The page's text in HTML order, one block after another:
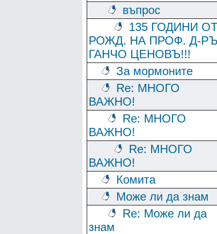
въпрос
135 ГОДИНИ
РОЖД. НА ПРОФ. Д-
ГАНЧО ЦЕНОВЪ!!!
За мормоните
Re: МНОГО
ВАЖНО!
Re: МНОГО
ВАЖНО!
Re: МНОГО
ВАЖНО!
Комита
Може ли да знам
Re: Може ли да
знам